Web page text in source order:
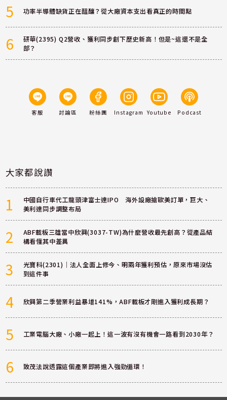
5 功率半導體缺貨正在醞釀？從大廠資本支出看真正的時間點
6
研華(2395) Q2營收、獲利同步創下歷史新高！但是~這還不是全
部？
客服 討論區 粉絲團 Instagram Youtube Podcast
大家都說讚
1
中國自行車代工龍頭津富士達IPO 海外設廠搶歐美訂單，巨大、
美利達同步調整布局
2
ABF載板三雄當中欣興(3037-TW)為什麼營收最先創高？從產品結
構看懂其中差異
3
光寶科(2301)｜法人全面上修今、明兩年獲利預估，原來市場沒估
到這件事
4 欣興第二季營業利益暴增141%，ABF載板才剛進入獲利成長期？
5 工業電腦大廠、小廠一起上！這一波有沒有機會一路看到2030年？
6 致茂法說透露這個產業即將進入強勁循環！